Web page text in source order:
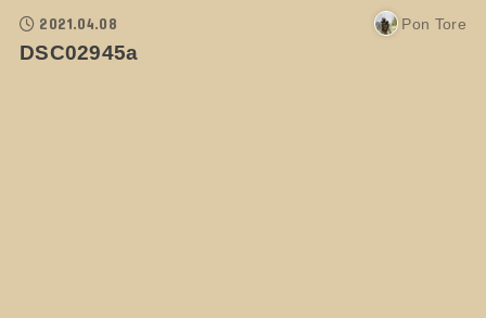
2021.04.08 Pon Tore
DSC02945a